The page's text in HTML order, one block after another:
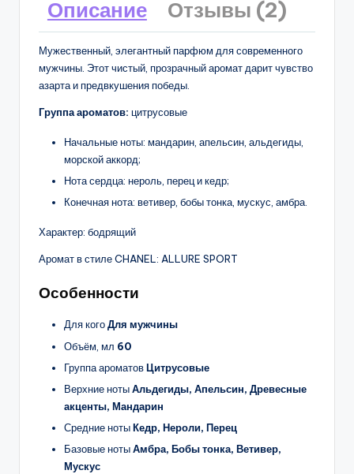
Описание Отзывы (2)
Мужественный, элегантный парфюм для современного
мужчины. Этот чистый, прозрачный аромат дарит чувство
азарта и предвкушения победы.
Группа ароматов: цитрусовые
Начальные ноты: мандарин, апельсин, альдегиды,
морской аккорд;
Нота сердца: нероль, перец и кедр;
Конечная нота: ветивер, бобы тонка, мускус, амбра.
Характер: бодрящий
Аромат в стиле CHANEL: ALLURE SPORT
Особенности
Для когоДля мужчины
Объём, мл 60
Группа ароматовЦитрусовые
Верхние нотыАльдегиды, Апельсин, Древесные
акценты, Мандарин
Средние нотыКедр, Нероли, Перец
Базовые нотыАмбра, Бобы тонка, Ветивер,
Мускус